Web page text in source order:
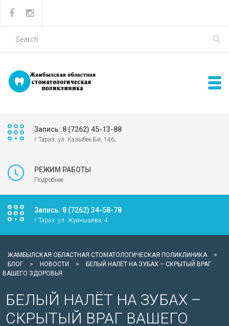
Запись: 8 (7262) 45-13-88
г.Тараз. ул. Казыбек Би, 146;
РЕЖИМ РАБОТЫ
Подробнее
Запись: 8 (7262) 34-58-78
г.Тараз. ул. Жуанышева, 4
ЖАМБЫЛСКАЯ ОБЛАСТНАЯ СТОМАТОЛОГИЧЕСКАЯ ПОЛИКЛИНИКА
>
БЛОГ
> НОВОСТИ >
БЕЛЫЙ НАЛЁТ НА ЗУБАХ – СКРЫТЫЙ ВРАГ
ВАШЕГО ЗДОРОВЬЯ
БЕЛЫЙ НАЛЁТ НА ЗУБАХ –
СКРЫТЫЙ ВРАГ ВАШЕГО